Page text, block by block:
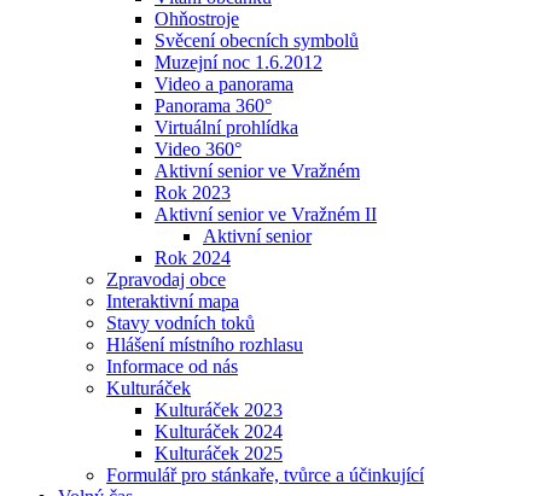
Ohňostroje
Svěcení obecních symbolů
Muzejní noc 1.6.2012
Video a panorama
Panorama 360°
Virtuální prohlídka
Video 360°
Aktivní senior ve Vražném
Rok 2023
Aktivní senior ve Vražném II
Aktivní senior
Rok 2024
Zpravodaj obce
Interaktivní mapa
Stavy vodních toků
Hlášení místního rozhlasu
Informace od nás
Kulturáček
Kulturáček 2023
Kulturáček 2024
Kulturáček 2025
Formulář pro stánkaře, tvůrce a účinkující